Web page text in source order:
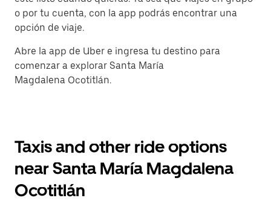
o por tu cuenta, con la app podrás encontrar una
opción de viaje.
Abre la app de Uber e ingresa tu destino para
comenzar a explorar Santa María
Magdalena Ocotitlán.
Taxis and other ride options
near Santa María Magdalena
Ocotitlán